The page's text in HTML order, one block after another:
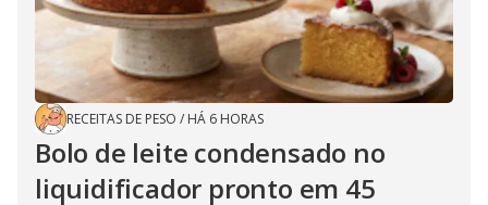
RECEITAS DE PESO / HÁ 6 HORAS
Bolo de leite condensado no
liquidificador pronto em 45